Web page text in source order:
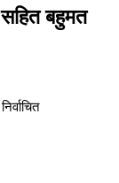
बहुमत